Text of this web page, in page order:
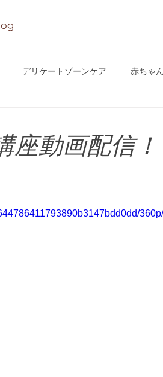
デリケートゾーンケア 赤ちゃ
座動画配信！